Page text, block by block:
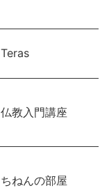
Teras
仏教入門講座
ちねんの部屋